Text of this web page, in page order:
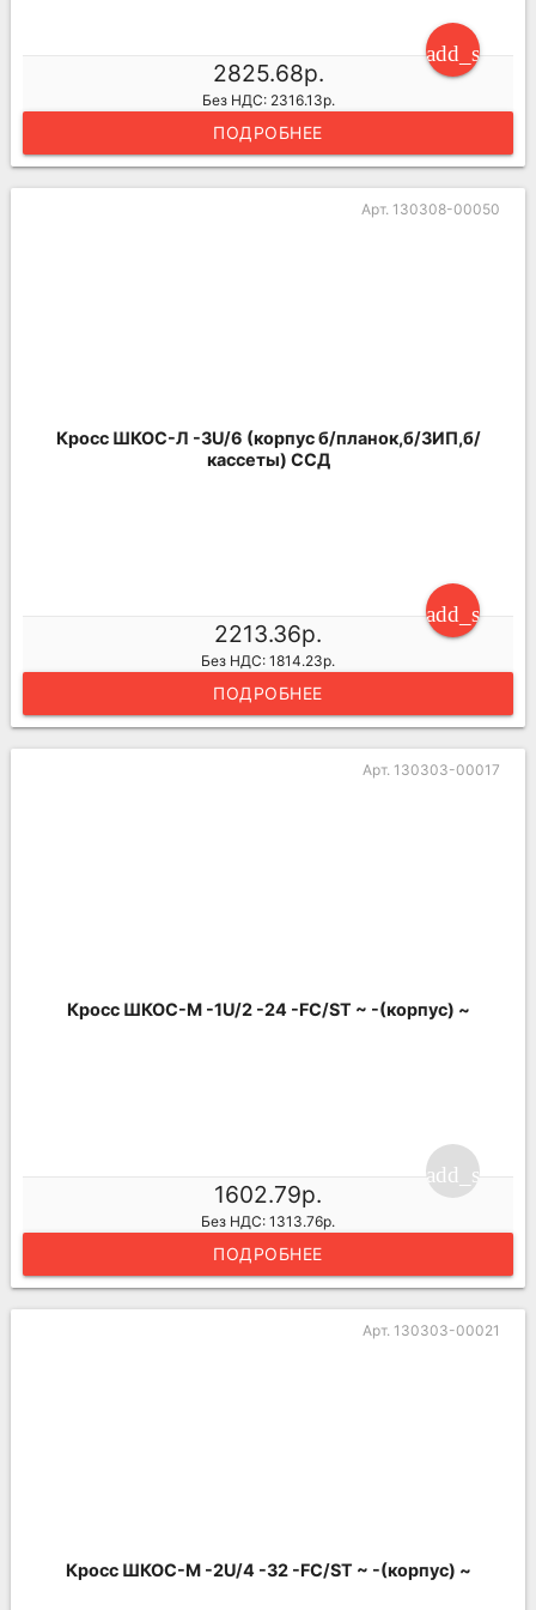
2825.68р.
Без НДС: 2316.13р.
ПОДРОБНЕЕ
Арт. 130308-00050
Кросс ШКОС-Л -3U/6 (корпус б/планок,б/ЗИП,б/
кассеты) ССД
2213.36р.
Без НДС: 1814.23р.
ПОДРОБНЕЕ
Арт. 130303-00017
Кросс ШКОС-М -1U/2 -24 -FC/ST ~ -(корпус) ~
1602.79р.
Без НДС: 1313.76р.
ПОДРОБНЕЕ
Арт. 130303-00021
Кросс ШКОС-М -2U/4 -32 -FC/ST ~ -(корпус) ~